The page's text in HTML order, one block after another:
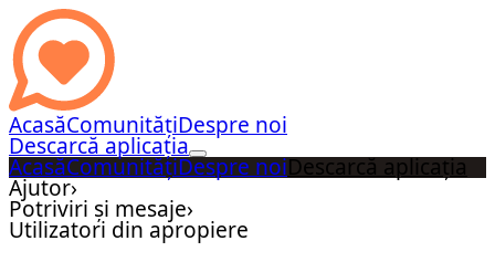
AcasăComunitățiDespre noi
Descarcă aplicația
AcasăComunitățiDespre noiDescarcă aplicația
Ajutor›
Potriviri și mesaje›
Utilizatori din apropiere